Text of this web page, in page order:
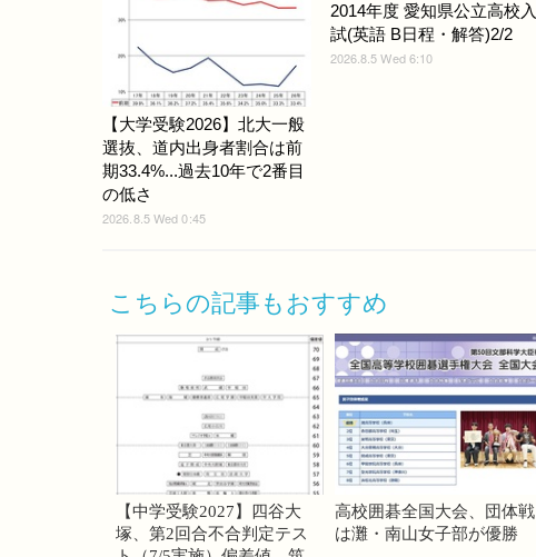
【大学受験2026】北大一般
選抜、道内出身者割合は前
期33.4%...過去10年で2番目
の低さ
2026.8.5 Wed 0:45
2014年度 愛知県公立高校入
試(英語 B日程・解答)2/2
2026.8.5 Wed 6:10
こちらの記事もおすすめ
【中学受験2027】四谷大
塚、第2回合不合判定テス
高校囲碁全国大会、団体戦
は灘・南山女子部が優勝